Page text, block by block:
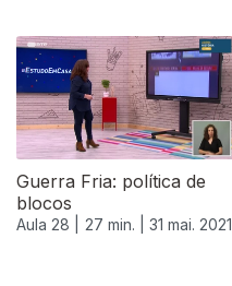
Guerra Fria: política de
blocos
Aula 28 | 27 min. | 31 mai. 2021